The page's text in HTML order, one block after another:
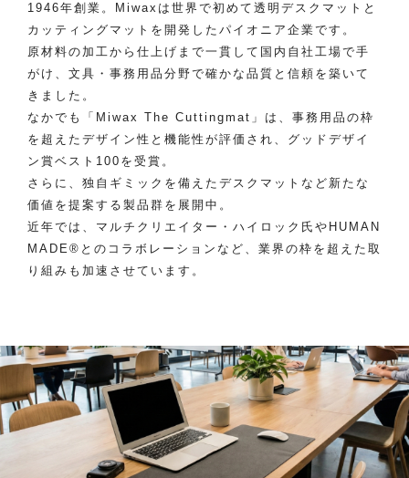
1946年創業。Miwaxは世界で初めて透明デスクマットと
カッティングマットを開発したパイオニア企業です。
原材料の加工から仕上げまで一貫して国内自社工場で手
がけ、文具・事務用品分野で確かな品質と信頼を築いて
きました。
なかでも「Miwax The Cuttingmat」は、事務用品の枠
を超えたデザイン性と機能性が評価され、グッドデザイ
ン賞ベスト100を受賞。
さらに、独自ギミックを備えたデスクマットなど新たな
価値を提案する製品群を展開中。
近年では、マルチクリエイター・ハイロック氏やHUMAN
MADE®とのコラボレーションなど、業界の枠を超えた取
り組みも加速させています。